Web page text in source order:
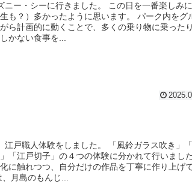
ニー・シーに行きました。 この日を一番楽しみ
も？）多かったように思います。 パーク内をグ
ら計画的に動くことで、多くの乗り物に乗った
かない食事を...
江戸職人体験をしました。 「風鈴ガラス吹き」
「江戸切子」の４つの体験に分かれて行いました
に触れつつ、自分だけの作品を丁寧に作り上げ
月島のもんじ...